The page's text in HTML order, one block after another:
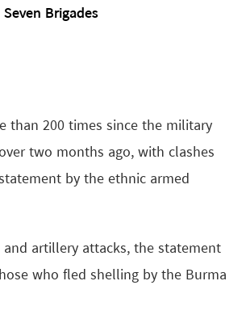
Brigades
than 200 times since the military
two months ago, with clashes
by the ethnic armed
artillery attacks, the statement
who fled shelling by the Burma